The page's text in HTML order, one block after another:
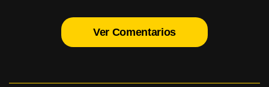
Ver Comentarios